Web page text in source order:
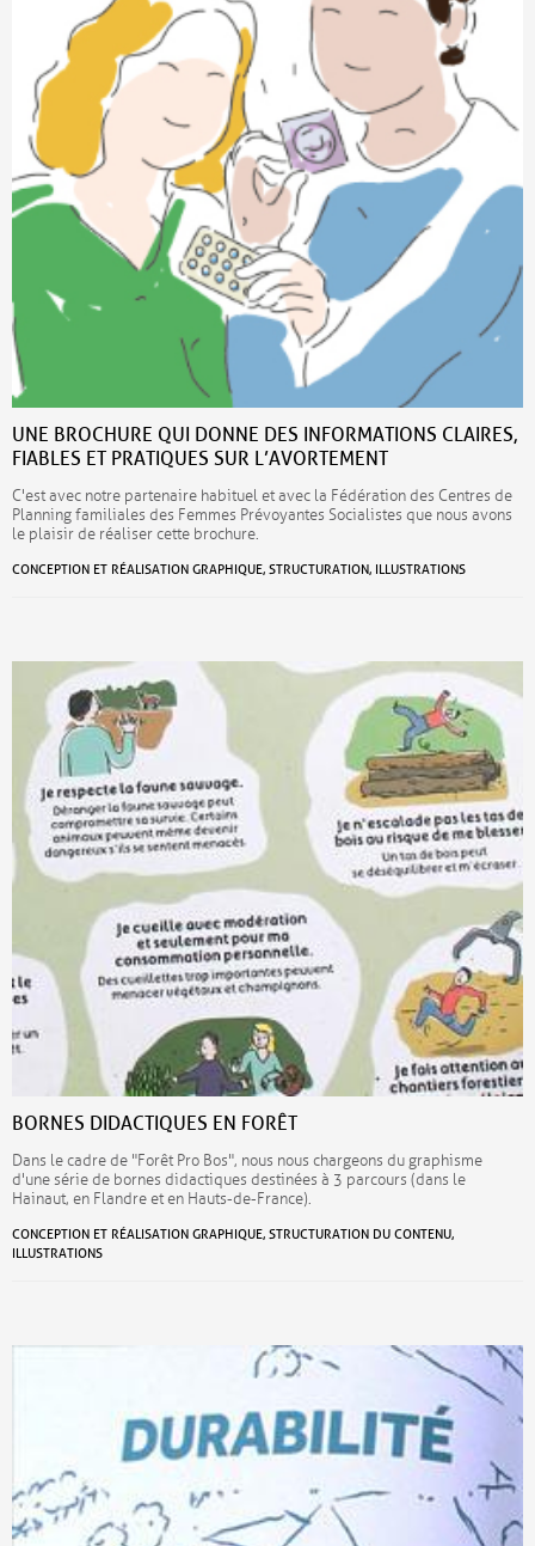
UNE BROCHURE QUI DONNE DES INFORMATIONS CLAIRES,
FIABLES ET PRATIQUES SUR L’AVORTEMENT
C'est avec notre partenaire habituel et avec la Fédération des Centres de
Planning familiales des Femmes Prévoyantes Socialistes que nous avons
le plaisir de réaliser cette brochure.
CONCEPTION ET RÉALISATION GRAPHIQUE, STRUCTURATION, ILLUSTRATIONS
BORNES DIDACTIQUES EN FORÊT
Dans le cadre de "Forêt Pro Bos", nous nous chargeons du graphisme
d'une série de bornes didactiques destinées à 3 parcours (dans le
Hainaut, en Flandre et en Hauts-de-France).
CONCEPTION ET RÉALISATION GRAPHIQUE, STRUCTURATION DU CONTENU,
ILLUSTRATIONS